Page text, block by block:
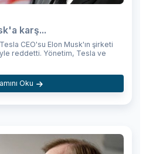
karş...
CEO'su Elon Musk'ın şirketi
reddetti. Yönetim, Tesla ve
Oku